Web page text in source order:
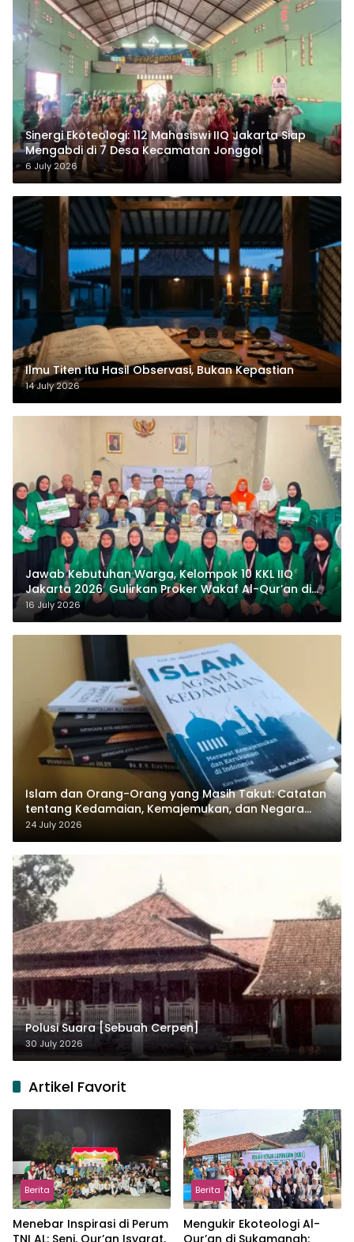
‎Sinergi Ekoteologi: 112 Mahasiswi IIQ Jakarta Siap
Mengabdi di 7 Desa Kecamatan Jonggol
6 July 2026
Ilmu Titen itu Hasil Observasi, Bukan Kepastian
14 July 2026
Jawab Kebutuhan Warga, Kelompok 10 KKL IIQ
Jakarta 2026 Gulirkan Proker Wakaf Al-Qur’an di
Sukamanah
16 July 2026
Islam dan Orang-Orang yang Masih Takut: Catatan
tentang Kedamaian, Kemajemukan, dan Negara
dalam Pemikiran Masykuri Abdillah
24 July 2026
Polusi Suara [Sebuah Cerpen]
30 July 2026
Artikel Favorit
Berita
Menebar Inspirasi di Perum
TNI AL: Seni, Qur’an Isyarat,
Berita
Mengukir Ekoteologi Al-
Qur’an di Sukamanah: